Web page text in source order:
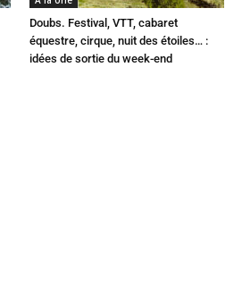
Doubs. Festival, VTT, cabaret
équestre, cirque, nuit des étoiles… :
idées de sortie du week-end